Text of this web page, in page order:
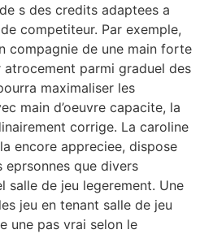
s des credits adaptees a
competiteur. Par exemple,
compagnie de une main forte
parmi graduel des
maximaliser les
main d’oeuvre capacite, la
corrige. La caroline
encore appreciee, dispose
que divers
salle de jeu legerement. Une
jeu en tenant salle de jeu
une pas vrai selon le